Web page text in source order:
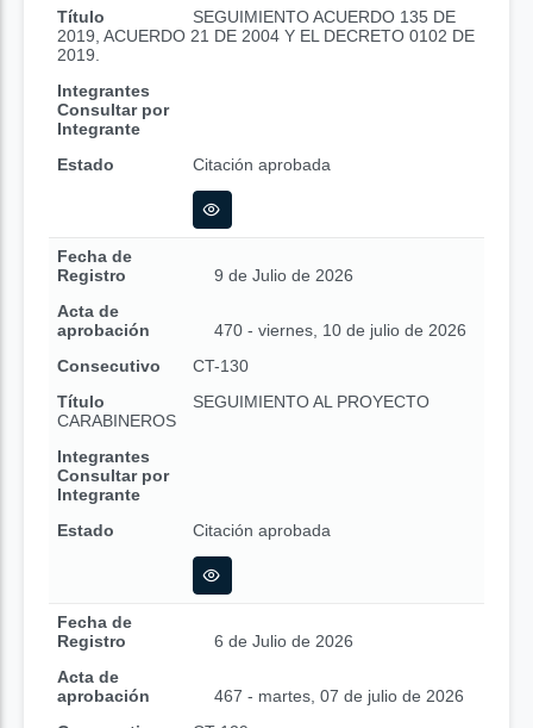
Título
SEGUIMIENTO ACUERDO 135 DE
2019, ACUERDO 21 DE 2004 Y EL DECRETO 0102 DE
2019.
Integrantes
Consultar por
Integrante
Estado
Citación aprobada
Fecha de
Registro
9 de Julio de 2026
Acta de
aprobación
470 - viernes, 10 de julio de 2026
Consecutivo
CT-130
Título
SEGUIMIENTO AL PROYECTO
CARABINEROS
Integrantes
Consultar por
Integrante
Estado
Citación aprobada
Fecha de
Registro
6 de Julio de 2026
Acta de
aprobación
467 - martes, 07 de julio de 2026